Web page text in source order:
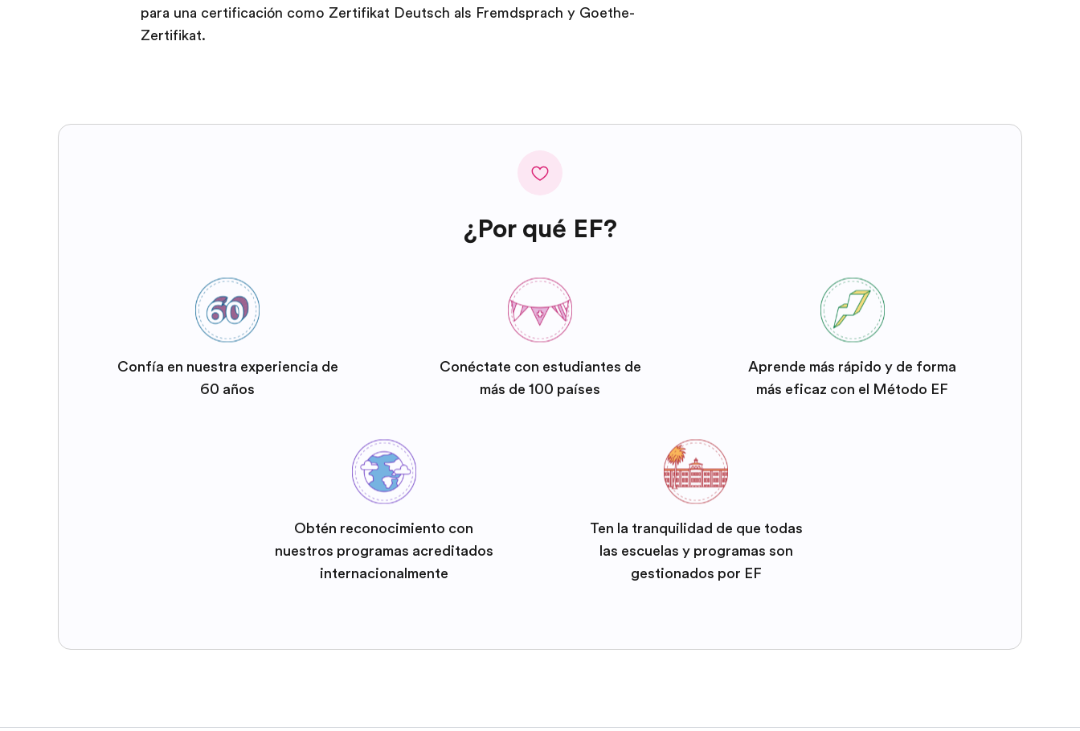
para una certificación como Zertifikat Deutsch als Fremdsprach y Goethe-
Zertifikat.
¿Por qué EF?
Confía en nuestra experiencia de
60 años
Conéctate con estudiantes de
más de 100 países
Aprende más rápido y de forma
más eficaz con el Método EF
Obtén reconocimiento con
nuestros programas acreditados
internacionalmente
Ten la tranquilidad de que todas
las escuelas y programas son
gestionados por EF